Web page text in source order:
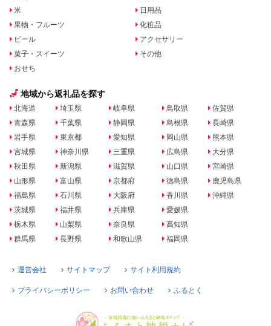
米
果物・フルーツ
ビール
菓子・スイーツ
おせち
日用品
化粧品
アクセサリー
その他
地域から返礼品を探す
北海道
青森県
岩手県
宮城県
秋田県
山形県
福島県
茨城県
栃木県
群馬県
埼玉県
千葉県
東京都
神奈川県
新潟県
富山県
石川県
福井県
山梨県
長野県
岐阜県
静岡県
愛知県
三重県
滋賀県
京都府
大阪府
兵庫県
奈良県
和歌山県
鳥取県
島根県
岡山県
広島県
山口県
徳島県
香川県
愛媛県
高知県
福岡県
佐賀県
長崎県
熊本県
大分県
宮崎県
鹿児島県
沖縄県
運営会社 サイトマップ サイト利用規約
プライバシーポリシー お問い合わせ ふるとく